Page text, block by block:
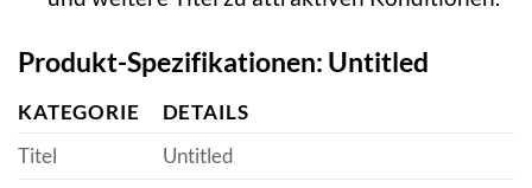
Produkt-Spezifikationen: Untitled
KATEGORIE
DETAILS
Titel
Untitled